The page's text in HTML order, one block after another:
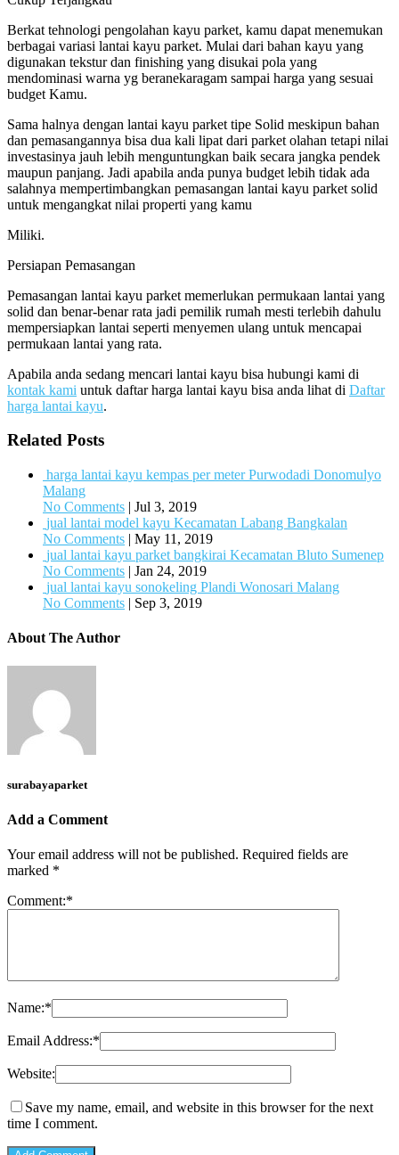
Berkat tehnologi pengolahan kayu parket, kamu dapat menemukan
berbagai variasi lantai kayu parket. Mulai dari bahan kayu yang
digunakan tekstur dan finishing yang disukai pola yang
mendominasi warna yg beranekaragam sampai harga yang sesuai
budget Kamu.
Sama halnya dengan lantai kayu parket tipe Solid meskipun bahan
dan pemasangannya bisa dua kali lipat dari parket olahan tetapi nilai
investasinya jauh lebih menguntungkan baik secara jangka pendek
maupun panjang. Jadi apabila anda punya budget lebih tidak ada
salahnya mempertimbangkan pemasangan lantai kayu parket solid
untuk mengangkat nilai properti yang kamu
Miliki.
Persiapan Pemasangan
Pemasangan lantai kayu parket memerlukan permukaan lantai yang
solid dan benar-benar rata jadi pemilik rumah mesti terlebih dahulu
mempersiapkan lantai seperti menyemen ulang untuk mencapai
permukaan lantai yang rata.
Apabila anda sedang mencari lantai kayu bisa hubungi kami di
kontak kami untuk daftar harga lantai kayu bisa anda lihat di Daftar
harga lantai kayu.
Related Posts
harga lantai kayu kempas per meter Purwodadi Donomulyo
Malang
No Comments | Jul 3, 2019
jual lantai model kayu Kecamatan Labang Bangkalan
No Comments | May 11, 2019
jual lantai kayu parket bangkirai Kecamatan Bluto Sumenep
No Comments | Jan 24, 2019
jual lantai kayu sonokeling Plandi Wonosari Malang
No Comments | Sep 3, 2019
About The Author
surabayaparket
Add a Comment
Your email address will not be published. Required fields are
marked *
Comment:*
Name:*
Email Address:*
Website:
Save my name, email, and website in this browser for the next
time I comment.